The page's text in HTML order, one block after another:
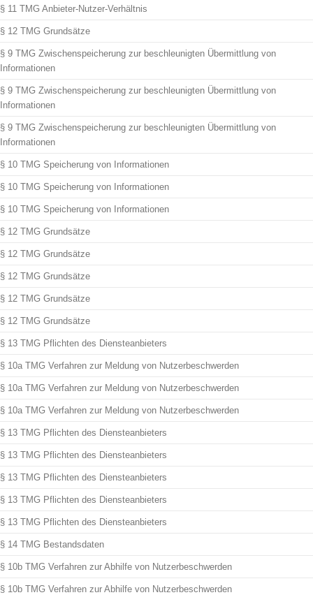
§ 11 TMG Anbieter-Nutzer-Verhältnis
§ 12 TMG Grundsätze
§ 9 TMG Zwischenspeicherung zur beschleunigten Übermittlung von
Informationen
§ 9 TMG Zwischenspeicherung zur beschleunigten Übermittlung von
Informationen
§ 9 TMG Zwischenspeicherung zur beschleunigten Übermittlung von
Informationen
§ 10 TMG Speicherung von Informationen
§ 10 TMG Speicherung von Informationen
§ 10 TMG Speicherung von Informationen
§ 12 TMG Grundsätze
§ 12 TMG Grundsätze
§ 12 TMG Grundsätze
§ 12 TMG Grundsätze
§ 12 TMG Grundsätze
§ 13 TMG Pflichten des Diensteanbieters
§ 10a TMG Verfahren zur Meldung von Nutzerbeschwerden
§ 10a TMG Verfahren zur Meldung von Nutzerbeschwerden
§ 10a TMG Verfahren zur Meldung von Nutzerbeschwerden
§ 13 TMG Pflichten des Diensteanbieters
§ 13 TMG Pflichten des Diensteanbieters
§ 13 TMG Pflichten des Diensteanbieters
§ 13 TMG Pflichten des Diensteanbieters
§ 13 TMG Pflichten des Diensteanbieters
§ 14 TMG Bestandsdaten
§ 10b TMG Verfahren zur Abhilfe von Nutzerbeschwerden
§ 10b TMG Verfahren zur Abhilfe von Nutzerbeschwerden